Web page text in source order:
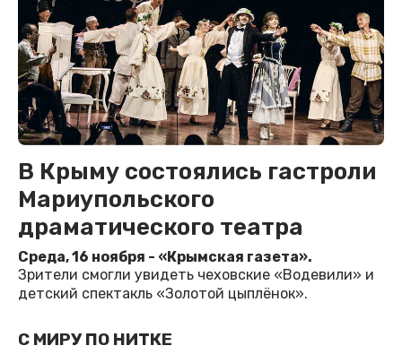
В Крыму состоялись гастроли
Мариупольского
драматического театра
Среда, 16 ноября - «Крымская газета».
Зрители смогли увидеть чеховские «Водевили» и
детский спектакль «Золотой цыплёнок».
С МИРУ ПО НИТКЕ